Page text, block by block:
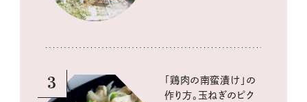
3
「鶏肉の南蛮漬け」の
作り方。玉ねぎのピク